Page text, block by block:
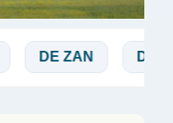
DE ZAN DOGLIO